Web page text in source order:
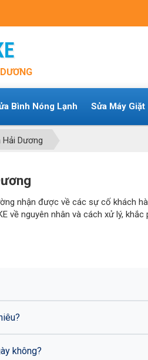
Bình Nóng Lạnh Sửa Máy Giặt
Dương
nhận được về các sự cố khách
về nguyên nhân và cách xử lý, khắc
không?